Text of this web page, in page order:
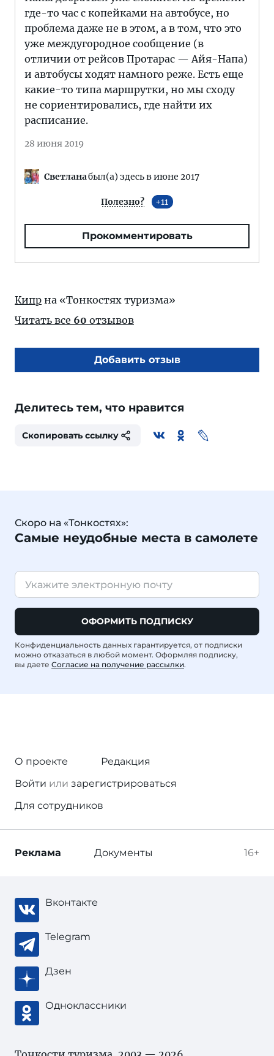
где-то час с копейками на автобусе, но
проблема даже не в этом, а в том, что это
уже междугородное сообщение (в
отличии от рейсов Протарас — Айя-Напа)
и автобусы ходят намного реже. Есть еще
какие-то типа маршрутки, но мы сходу
не сориентировались, где найти их
расписание.
28 июня 2019
Светланабыл(а) здесь в июне 2017
Полезно? 11
Прокомментировать
Кипр на «Тонкостях туризма»
Читать все 60 отзывов
Добавить отзыв
Делитесь тем, что нравится
Скопировать ссылку
Скоро на «Тонкостях»:
Самые неудобные места в самолете
ОФОРМИТЬ ПОДПИСКУ
Конфиденциальность данных гарантируется, от подписки
можно отказаться в любой момент. Оформляя подписку,
вы даете Согласие на получение рассылки.
О проекте
Редакция
Войти или зарегистрироваться
Для сотрудников
16+
Реклама Документы
Вконтакте
Telegram
Дзен
Одноклассники